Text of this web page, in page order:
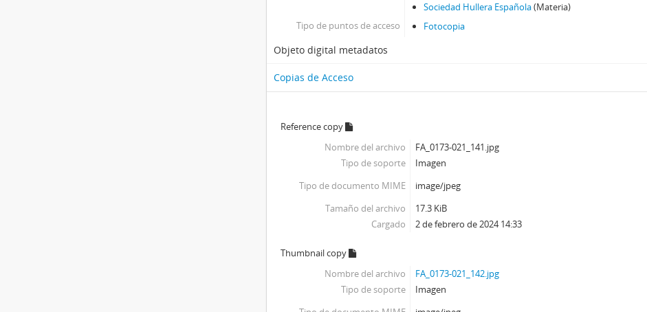
Sociedad Hullera Española(Materia)
Tipo de puntos de acceso
Fotocopia
Objeto digital metadatos
Copias de Acceso
Reference copy
Nombre del archivo
FA_0173-021_141.jpg
Tipo de soporte
Imagen
Tipo de documento MIME
image/jpeg
Tamaño del archivo
17.3 KiB
Cargado
2 de febrero de 2024 14:33
Thumbnail copy
Nombre del archivo
FA_0173-021_142.jpg
Tipo de soporte
Imagen